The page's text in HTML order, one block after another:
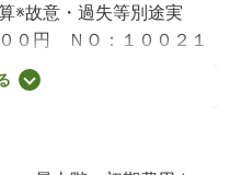
※故意・過失等別途実
円 ＮＯ：１００２１
（初回保証料（毎月家賃
払手数料（毎月家賃等
費２００円／月・★当店